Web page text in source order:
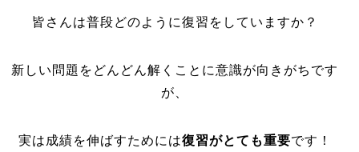
皆さんは普段どのように復習をしていますか？
新しい問題をどんどん解くことに意識が向きがちです
が、
実は成績を伸ばすためには復習がとても重要です！